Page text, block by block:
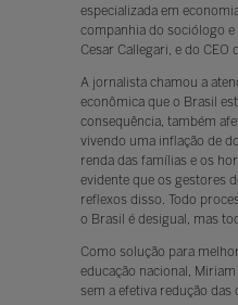
especializada em
companhia do sociólogo e
Cesar Callegari, e do CEO
A jornalista chamou a
econômica que o Brasil
consequência, também
vivendo uma inflação de
renda das famílias e os
evidente que os gestores
reflexos disso. Todo
o Brasil é desigual, mas
Como solução para
educação nacional,
sem a efetiva redução das